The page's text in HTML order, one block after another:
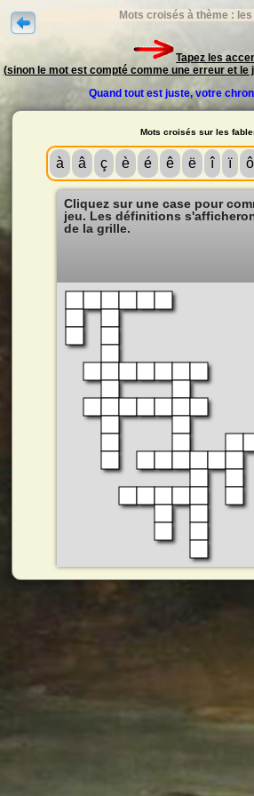
Mots croisés à thème :
Tapez les
(sinon le mot est compté comme une erreur et le
Quand tout est juste, votre
Mots croisés sur les
à â ç è é ê ë î ï ô
Cliquez sur une case pour
jeu. Les définitions
de la grille.
Solution